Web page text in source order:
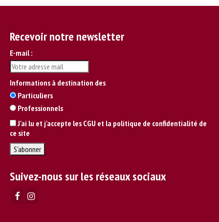
Recevoir notre newsletter
E-mail :
Informations à destination des
Particuliers
Professionnels
J'ai lu et j'accepte les CGU et la politique de confidentialité de
ce site
Suivez-nous sur les réseaux sociaux